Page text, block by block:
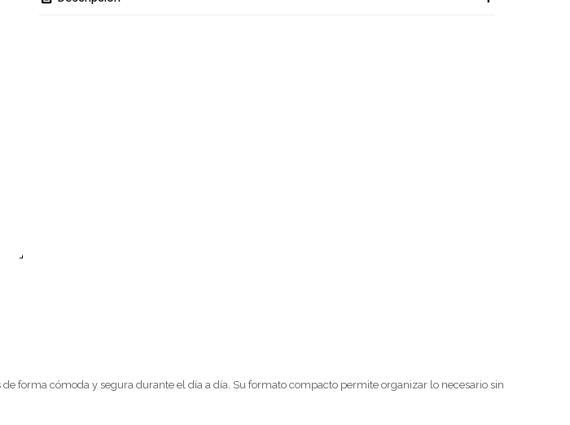
forma cómoda y segura durante el día a día. Su formato compacto permite organizar lo necesario sin